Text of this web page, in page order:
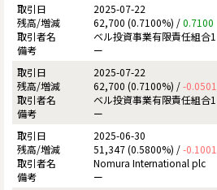
2025-07-22
62,700 (0.7100%) /0.7100
ベル投資事業有限責任組合1
ー
2025-07-22
62,700 (0.7100%) /-0.0501
ベル投資事業有限責任組合1
ー
2025-06-30
51,347 (0.5800%) /-0.1001
Nomura International plc
ー